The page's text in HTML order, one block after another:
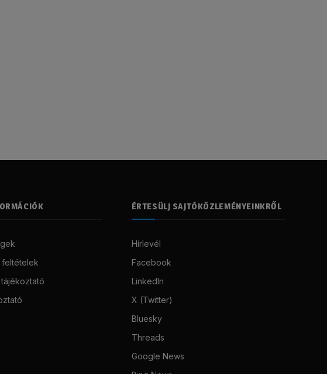
feltételek
ÉRTESÜLJ SAJTÓKÖZLEMÉNYEINKRŐL
Hírlevél
Facebook
LinkedIn
X (Twitter)
Bluesky
Threads
Google News